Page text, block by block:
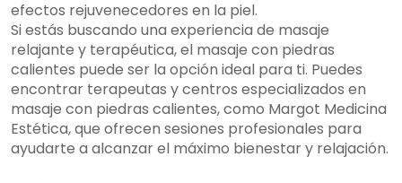
efectos rejuvenecedores en la piel.
Si estás buscando una experiencia de masaje
relajante y terapéutica, el masaje con piedras
calientes puede ser la opción ideal para ti. Puedes
encontrar terapeutas y centros especializados en
masaje con piedras calientes, como Margot Medicina
Estética, que ofrecen sesiones profesionales para
ayudarte a alcanzar el máximo bienestar y relajación.